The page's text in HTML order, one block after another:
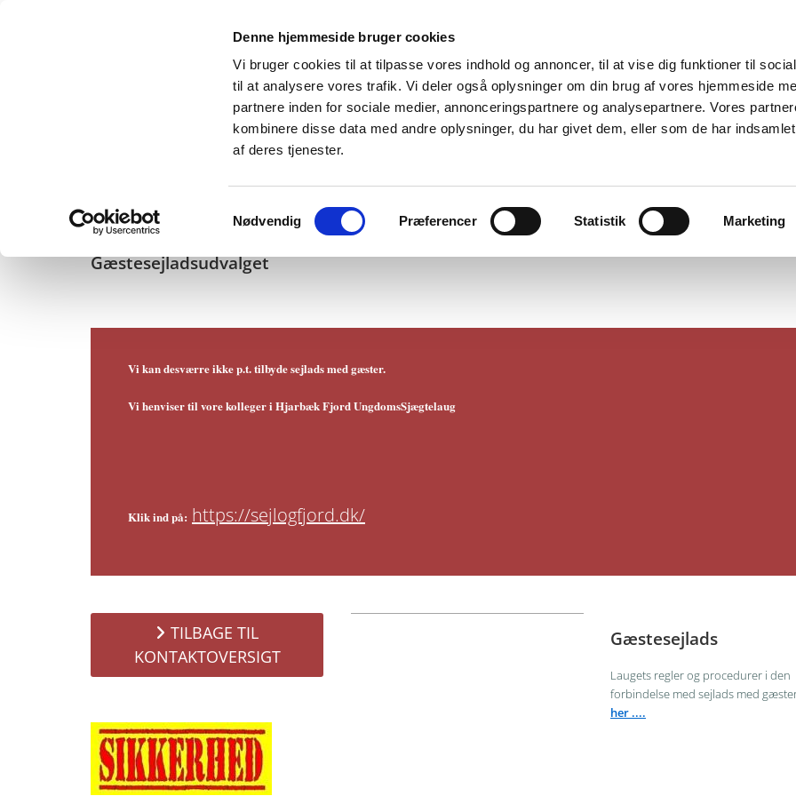
Denne hjemmeside bruger cookies
Vi bruger cookies til at tilpasse vores indhold og annoncer, til at vise dig funktioner til
til at analysere vores trafik. Vi deler også oplysninger om din brug af vores hjemmeside
partnere inden for sociale medier, annonceringspartnere og analysepartnere. Vores
kombinere disse data med andre oplysninger, du har givet dem, eller som de har
af deres tjenester.
Nødvendig Præferencer Statistik Marketing
Forside
Tilmelding Til Vmfesten
Gæstesejladsudvalget
Vi kan desværre ikke p.t. tilbyde sejlads med gæster.
Vi henviser til vore kolleger i Hjarbæk Fjord UngdomsSjægtelaug
Klik ind på: https://sejlogfjord.dk/
TILBAGE TIL
KONTAKTOVERSIGT
Gæstesejlads
Laugets regler og procedurer i den
forbindelse med sejlads med
her ....